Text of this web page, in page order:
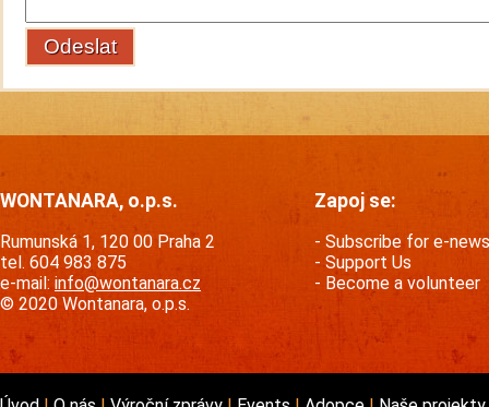
WONTANARA, o.p.s.
Rumunská 1, 120 00 Praha 2
tel. 604 983 875
e-mail: info@wontanara.cz
© 2020 Wontanara, o.p.s.
Zapoj se:
Subscribe for e-news
Support Us
Become a volunteer